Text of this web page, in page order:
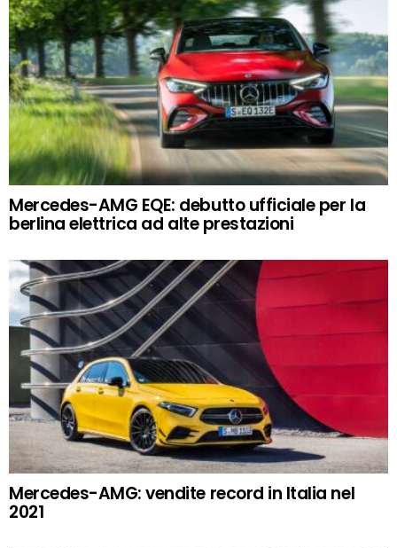
Mercedes-AMG EQE: debutto ufficiale per la
berlina elettrica ad alte prestazioni
Mercedes-AMG: vendite record in Italia nel
2021